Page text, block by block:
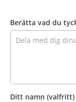
produkten
Berätta vad du
Ditt namn (valfritt)